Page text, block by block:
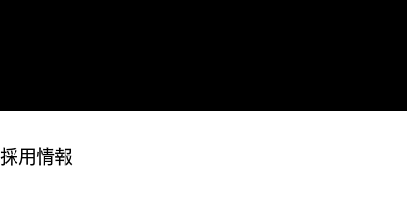
採用情報